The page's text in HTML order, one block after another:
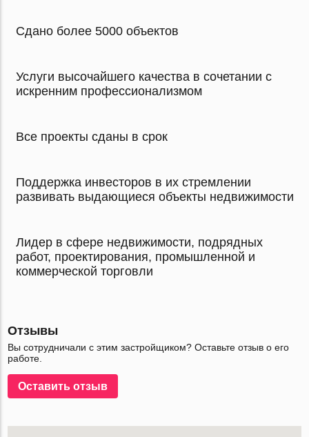
Сдано более 5000 объектов
Услуги высочайшего качества в сочетании с
искренним профессионализмом
Все проекты сданы в срок
Поддержка инвесторов в их стремлении
развивать выдающиеся объекты недвижимости
Лидер в сфере недвижимости, подрядных
работ, проектирования, промышленной и
коммерческой торговли
Отзывы
Вы сотрудничали с этим застройщиком? Оставьте отзыв о его
работе.
Оставить отзыв